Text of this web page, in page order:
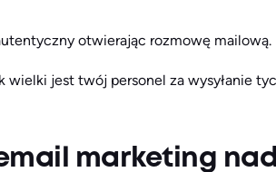
otwierając rozmowę mailową.
wielki jest twój personel za wysyłanie
marketing nad